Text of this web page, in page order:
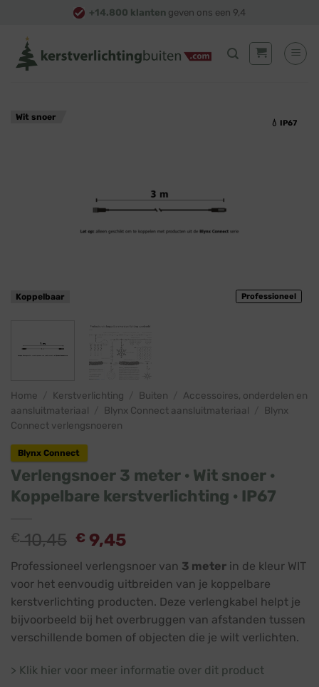
content
+14.800 klanten geven ons een 9,4
💧 IP67
Professioneel
Wit snoer
Koppelbaar
Home Kerstverlichting Buiten
Accessoires, onderdelen en
aansluitmateriaal
Blynx Connect aansluitmateriaal
Blynx
Connect verlengsnoeren
Blynx Connect
Verlengsnoer 3 meter · Wit snoer ·
Koppelbare kerstverlichting · IP67
€10,45 € 9,45
Professioneel verlengsnoer van 3 meter in de kleur WIT
voor het eenvoudig uitbreiden van je koppelbare
kerstverlichting producten. Deze verlengkabel helpt je
bijvoorbeeld bij het overbruggen van afstanden tussen
verschillende bomen of objecten die je wilt verlichten.
> Klik hier voor meer informatie over dit product